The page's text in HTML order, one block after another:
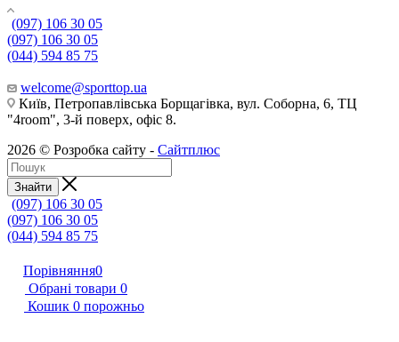
(097) 106 30 05
(097) 106 30 05
(044) 594 85 75
welcome@sporttop.ua
Київ, Петропавлівська Борщагівка, вул. Соборна, 6, ТЦ
"4room", 3-й поверх, офіс 8.
2026 © Розробка сайту - Сайтплюс
Знайти
(097) 106 30 05
(097) 106 30 05
(044) 594 85 75
Порівняння0
Обрані товари 0
Кошик 0 порожньо